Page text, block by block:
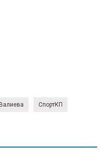
СпортКП